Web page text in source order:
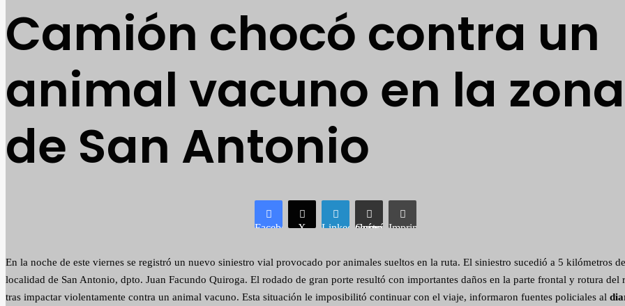
Camión chocó contra un
animal vacuno en la zona
de San Antonio
FacebookX LinkedInCompartir vía correo electrónicoImprimir
En la noche de este viernes se registró un nuevo siniestro vial provocado por animales sueltos en la ruta. El siniestro sucedió a 5 kilómetros
localidad de San Antonio, dpto. Juan Facundo Quiroga. El rodado de gran porte resultó con importantes daños en la parte frontal y rotura del
tras impactar violentamente contra un animal vacuno. Esta situación le imposibilitó continuar con el viaje, informaron fuentes policiales al